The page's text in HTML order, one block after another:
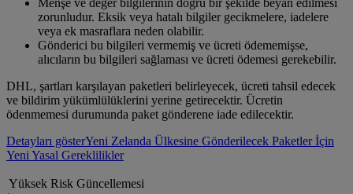
Menşe ve değer bilgilerinin doğru bir şekilde beyan edilmesi
zorunludur. Eksik veya hatalı bilgiler gecikmelere, iadelere
veya ek masraflara neden olabilir.
Gönderici bu bilgileri vermemiş ve ücreti ödememişse,
alıcıların bu bilgileri sağlaması ve ücreti ödemesi gerekebilir.
DHL, şartları karşılayan paketleri belirleyecek, ücreti tahsil edecek
ve bildirim yükümlülüklerini yerine getirecektir. Ücretin
ödenmemesi durumunda paket gönderene iade edilecektir.
Detayları gösterYeni Zelanda Ülkesine Gönderilecek Paketler İçin
Yeni Yasal Gereklilikler
Yüksek Risk Güncellemesi